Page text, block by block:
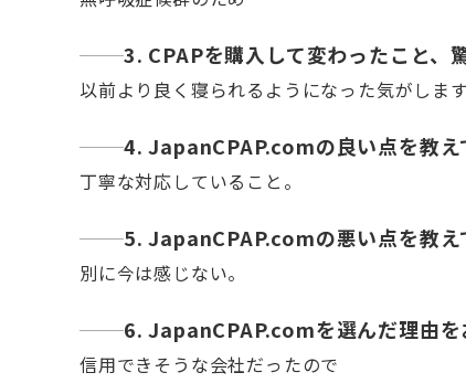
3. CPAPを購入して変わったこと、
以前より良く寝られるようになった気がします
4. JapanCPAP.comの良い点を教え
丁寧な対応していること。
5. JapanCPAP.comの悪い点を教え
別に今は感じない。
6. JapanCPAP.comを選んだ理由を
信用できそうな会社だったので